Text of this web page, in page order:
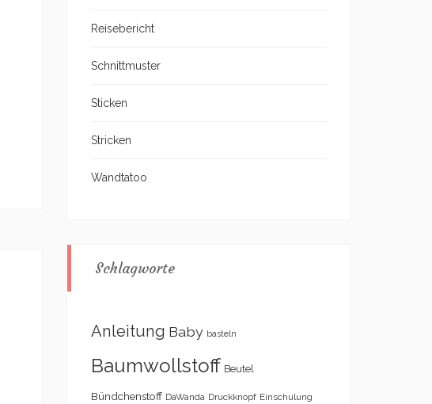
Reisebericht
Schnittmuster
Sticken
Stricken
Wandtatoo
Schlagworte
Anleitung Baby basteln
Baumwollstoff Beutel
Bündchenstoff DaWanda Druckknopf Einschulung